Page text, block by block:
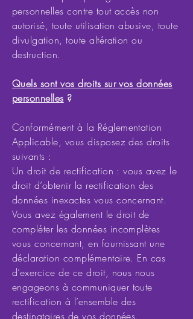
personnelles contre tout accès non
autorisé, toute utilisation abusive, toute
divulgation, toute altération ou
destruction.
Quels sont vos droits sur vos données
personnelles ?
Conformément à la Réglementation
Applicable, vous disposez des droits
suivants :
Un droit de rectification : vous avez le
droit d’obtenir la rectification des
données inexactes vous concernant.
Vous avez également le droit de
compléter les données incomplètes
vous concernant, en fournissant une
déclaration complémentaire. En cas
d’exercice de ce droit, nous nous
engageons à communiquer toute
rectification à l’ensemble des
destinataires de vos données.